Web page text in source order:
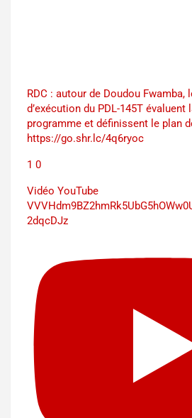
RDC : autour de Doudou Fwamba,
d’exécution du PDL-145T
programme et définissent le plan
https://go.shr.lc/4q6ryoc
1 0
Vidéo YouTube
2dqcDJz